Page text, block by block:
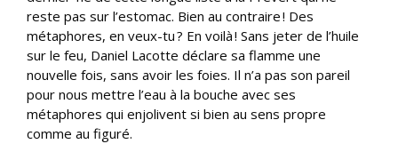
reste pas sur l’estomac. Bien au contraire ! Des
métaphores, en veux-tu ? En voilà ! Sans jeter de l’huile
sur le feu, Daniel Lacotte déclare sa flamme une
nouvelle fois, sans avoir les foies. Il n’a pas son pareil
pour nous mettre l’eau à la bouche avec ses
métaphores qui enjolivent si bien au sens propre
comme au figuré.